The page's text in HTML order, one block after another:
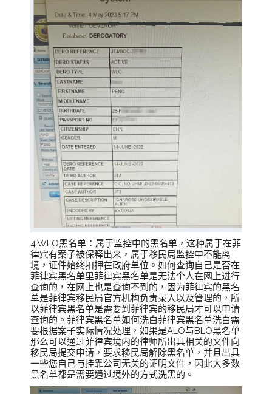
4.WLO黑名单：属于监控中的黑名单，这种属于在菲
律宾有案子被保释出来，属于移民局监控中不能离
境，证件始终扣押在政府单位。如何查询自己是否在
菲律宾黑名单里菲律宾黑名单是无法个人在网上进行
查询的，在网上也是查询不到的，因为菲律宾的黑名
单是菲律宾移民局官方机构负责录入以及管理的，所
以菲律宾黑名单是需要到菲律宾的移民局才可以申请
查询的。菲律宾黑名单如何洗白菲律宾黑名单洗白需
要根据案子实际情况处理，如果是ALO与BLO黑名单
那么可以通过菲律宾境内的律师所出具相关的文件向
移民局提交申请，要求移民局解除黑名单，并且出具
一些您自己与挂靠公司无关的证明文件，因此大多数
黑名单都是需要通过境外的方式洗黑的。